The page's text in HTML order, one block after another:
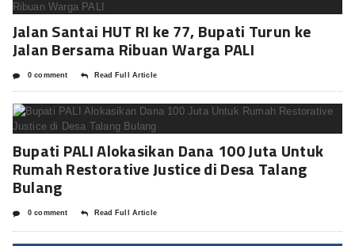
Jalan Santai HUT RI ke 77, Bupati Turun ke
Jalan Bersama Ribuan Warga PALI
0 comment Read Full Article
Bupati PALI Alokasikan Dana 100 Juta Untuk
Rumah Restorative Justice di Desa Talang
Bulang
0 comment Read Full Article